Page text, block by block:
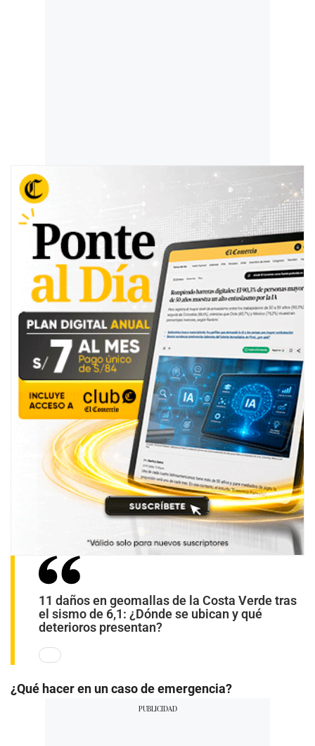
11 daños en geomallas de la Costa Verde tras
el sismo de 6,1: ¿Dónde se ubican y qué
deterioros presentan?
¿Qué hacer en un caso de emergencia?